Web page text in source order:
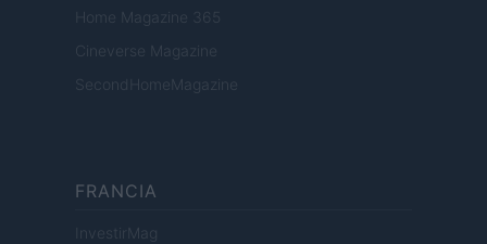
Home Magazine 365
Cineverse Magazine
SecondHomeMagazine
FRANCIA
InvestirMag